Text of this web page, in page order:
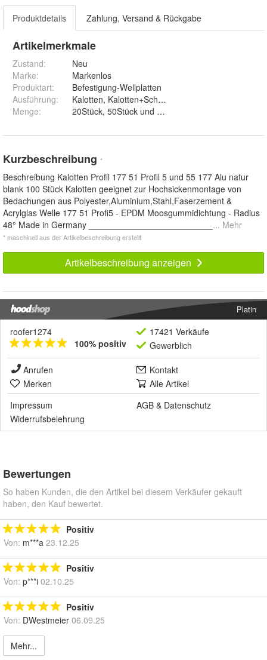
Produktdetails Zahlung, Versand & Rückgabe
Artikelmerkmale
Zustand:
Neu
Marke:
Markenlos
Produktart:
Befestigung-Wellplatten
Ausführung:
Menge: 20Stück, 50Stück und 100Stück
Kurzbeschreibung *
Beschreibung Kalotten Profil 177 51 Profil 5 und 55 177 Alu natur
blank 100 Stück Kalotten geeignet zur Hochsickenmontage von
Bedachungen aus Polyester,Aluminium,Stahl,Faserzement &
Acrylglas Welle 177 51 Profi5 - EPDM Moosgummidichtung - Radius
48° Made in Germany __________________________ ... Mehr
* maschinell aus der Artikelbeschreibung erstellt
Artikelbeschreibung anzeigen
Platin
roofer1274
100% positiv
17421 Verkäufe
Gewerblich
Anrufen
Kontakt
Merken
Alle Artikel
Impressum
AGB & Datenschutz
Widerrufsbelehrung
Bewertungen
So haben Kunden, die den Artikel bei diesem Verkäufer gekauft
haben, den Kauf bewertet.
Positiv
Von: m***a 23.12.25
Positiv
Von: p***i 02.10.25
Positiv
Von: DWestmeier 06.09.25
Mehr...